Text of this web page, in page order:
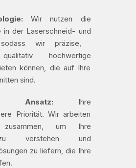
Wir nutzen die
in der Laserschneid- und
sodass wir präzise,
hochwertige
können, die auf Ihre
sind.
Ansatz: Ihre
Priorität. Wir arbeiten
um Ihre
zu verstehen und
zu liefern, die Ihre